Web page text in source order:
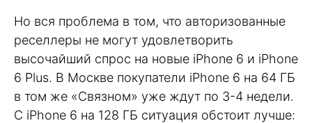
Но вся проблема в том, что авторизованные
реселлеры не могут удовлетворить
высочайший спрос на новые iPhone 6 и iPhone
6 Plus. В Москве покупатели iPhone 6 на 64 ГБ
в том же «Связном» уже ждут по 3-4 недели.
С iPhone 6 на 128 ГБ ситуация обстоит лучше: